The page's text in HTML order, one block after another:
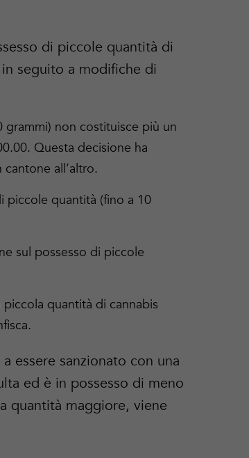
di piccole quantità di
seguito a modifiche di
non costituisce più un
Questa decisione ha
all’altro.
piccole quantità (fino a 10
sul possesso di piccole
quantità di cannabis
essere sanzionato con una
ed è in possesso di meno
quantità maggiore, viene